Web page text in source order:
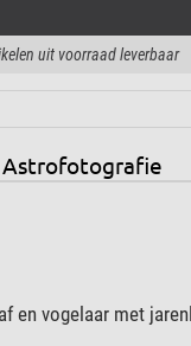
uit voorraad leverbaar
Astrofotografie
en vogelaar met